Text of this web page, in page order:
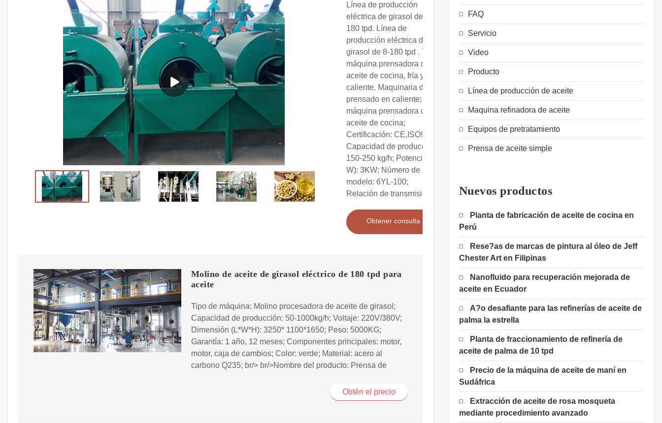
Línea de producción
eléctrica de girasol de 8-
180 tpd. Línea de
producción eléctrica de
girasol de 8-180 tpd . Tipo:
máquina prensadora de
aceite de cocina, fría y
caliente. Maquinaria de
prensado en caliente; Uso:
máquina prensadora de
aceite de cocina;
Certificación: CE,ISO9001;
Capacidad de producción:
150-250 kg/h; Potencia(
W): 3KW; Número de
modelo: 6YL-100;
Relación de transmisión
Obtener consulta
Molino de aceite de girasol eléctrico de 180 tpd para
aceite
Tipo de máquina: Molino procesadora de aceite de girasol;
Capacidad de producción: 50-1000kg/h; Voltaje: 220V/380V;
Dimensión (L*W*H): 3250* 1100*1650; Peso: 5000KG;
Garantía: 1 año, 12 meses; Componentes principales: motor,
motor, caja de cambios; Color: verde; Material: acero al
carbono Q235; br/> br/>Nombre del producto: Prensa de
Obtén el precio
FAQ
Servicio
Video
Producto
Línea de producción de aceite
Maquina refinadora de aceite
Equipos de pretratamiento
Prensa de aceite simple
Nuevos productos
Planta de fabricación de aceite de cocina en
Perú
Rese?as de marcas de pintura al óleo de Jeff
Chester Art en Filipinas
Nanofluido para recuperación mejorada de
aceite en Ecuador
A?o desafiante para las refinerías de aceite de
palma la estrella
Planta de fraccionamiento de refinería de
aceite de palma de 10 tpd
Precio de la máquina de aceite de maní en
Sudáfrica
Extracción de aceite de rosa mosqueta
mediante procedimiento avanzado